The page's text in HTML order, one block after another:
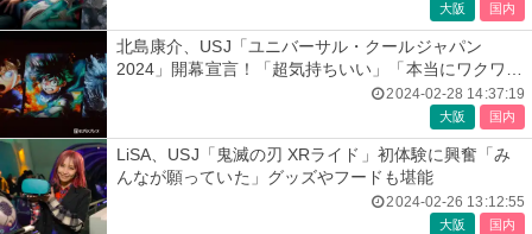
大阪 国内
北島康介、USJ「ユニバーサル・クールジャパン
2024」開幕宣言！「超気持ちいい」「本当にワクワク
2024-02-28 14:37:19
大阪 国内
LiSA、USJ「鬼滅の刃 XRライド」初体験に興奮「み
んなが願っていた」グッズやフードも堪能
2024-02-26 13:12:55
大阪 国内